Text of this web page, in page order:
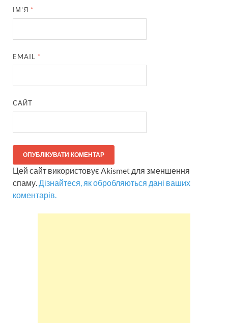
ІМ'Я *
EMAIL *
САЙТ
Цей сайт використовує Akismet для зменшення
спаму. Дізнайтеся, як обробляються дані ваших
коментарів.